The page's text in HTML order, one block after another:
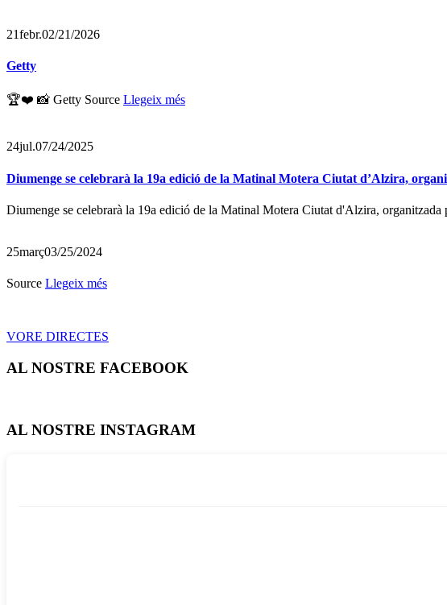
21febr.02/21/2026
Getty
🏆❤️ 📸 Getty Source Llegeix més
24jul.07/24/2025
Diumenge se celebrarà la 19a edició de la Matinal Motera Ciutat d’Alzira,
Diumenge se celebrarà la 19a edició de la Matinal Motera Ciutat d'Alzira,
25març03/25/2024
Source Llegeix més
VORE DIRECTES
AL NOSTRE FACEBOOK
AL NOSTRE INSTAGRAM